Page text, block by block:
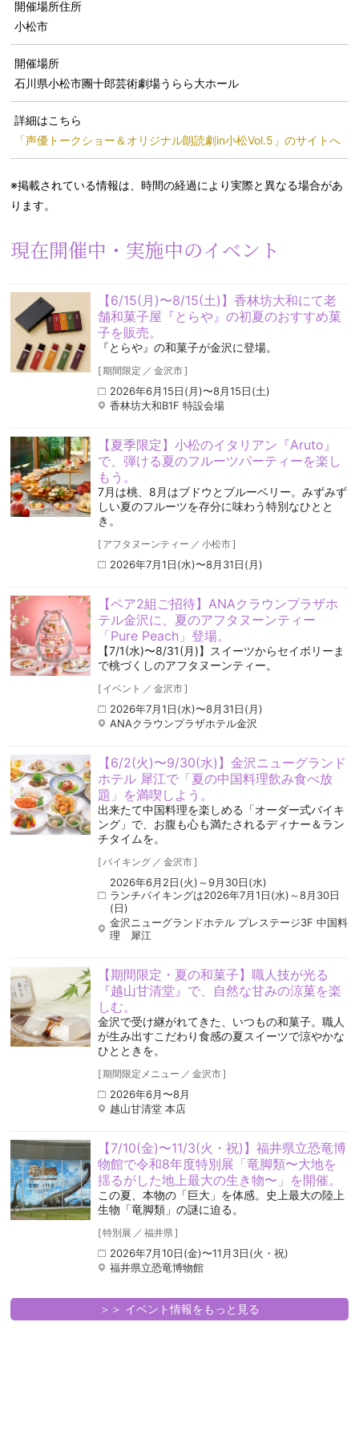
開催場所住所
小松市
開催場所
石川県小松市團十郎芸術劇場うらら大ホール
詳細はこちら
「声優トークショー＆オリジナル朗読劇in小松Vol.5」のサイトへ
※掲載されている情報は、時間の経過により実際と異なる場合があ
ります。
現在開催中・実施中のイベント
【6/15(月)〜8/15(土)】香林坊大和にて老
舗和菓子屋『とらや』の初夏のおすすめ菓
子を販売。
『とらや』の和菓子が金沢に登場。
[期間限定 ／ 金沢市]
2026年6月15日(月)〜8月15日(土)
香林坊大和B1F 特設会場
【夏季限定】小松のイタリアン『Aruto』
で、弾ける夏のフルーツパーティーを楽し
もう。
7月は桃、8月はブドウとブルーベリー。みずみず
しい夏のフルーツを存分に味わう特別なひとと
き。
[ アフタヌーンティー ／ 小松市]
2026年7月1日(水)〜8月31日(月)
【ペア2組ご招待】ANAクラウンプラザホ
テル金沢に、夏のアフタヌーンティー
「Pure Peach」登場。
【7/1(水)〜8/31(月)】スイーツからセイボリーま
で桃づくしのアフタヌーンティー。
[ イベント ／ 金沢市]
2026年7月1日(水)〜8月31日(月)
ANAクラウンプラザホテル金沢
【6/2(火)〜9/30(水)】金沢ニューグランド
ホテル 犀江で「夏の中国料理飲み食べ放
題」を満喫しよう。
出来たて中国料理を楽しめる「オーダー式バイキ
ング」で、お腹も心も満たされるディナー＆ラン
チタイムを。
[バイキング ／ 金沢市]
2026年6月2日(火)～9月30日(水)
ランチバイキングは2026年7月1日(水)～8月30日
(日)
金沢ニューグランドホテル プレステージ3F 中国料
理 犀江
【期間限定・夏の和菓子】職人技が光る
『越山甘清堂』で、自然な甘みの涼菓を楽
しむ。
金沢で受け継がれてきた、いつもの和菓子。職人
が生み出すこだわり食感の夏スイーツで涼やかな
ひとときを。
[期間限定メニュー ／ 金沢市]
2026年6月〜8月
越山甘清堂 本店
【7/10(金)〜11/3(火・祝)】福井県立恐竜博
物館で令和8年度特別展「竜脚類〜大地を
揺るがした地上最大の生き物〜」を開催。
この夏、本物の「巨大」を体感。史上最大の陸上
生物「竜脚類」の謎に迫る。
[特別展 ／ 福井県]
2026年7月10日(金)〜11月3日(火・祝)
福井県立恐竜博物館
＞＞ イベント情報をもっと見る